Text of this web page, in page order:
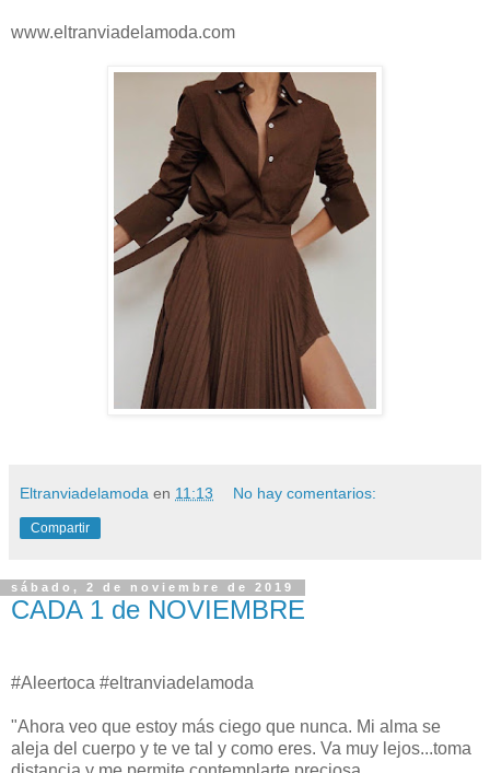
www.eltranviadelamoda.com
Eltranviadelamoda en 11:13 No hay comentarios:
Compartir
sábado, 2 de noviembre de 2019
CADA 1 de NOVIEMBRE
#Aleertoca #eltranviadelamoda
"Ahora veo que estoy más ciego que nunca. Mi alma se
aleja del cuerpo y te ve tal y como eres. Va muy lejos...toma